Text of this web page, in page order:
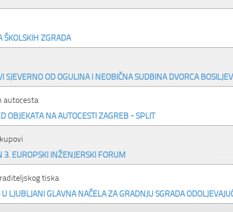
ŠKOLSKIH ZGRADA
SJEVERNO OD OGULINA I NEOBIČNA SUDBINA DVORCA
autocesta
OBJEKATA NA AUTOCESTI ZAGREB - SPLIT
3. EUROPSKI INŽENJERSKI FORUM
tiska
LJUBLJANI GLAVNA NAČELA ZA GRADNJU SGRADA